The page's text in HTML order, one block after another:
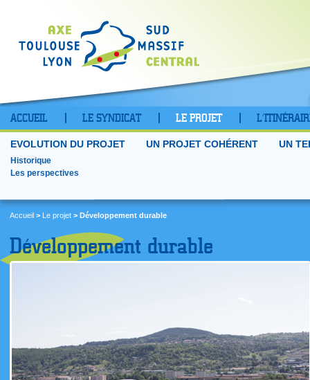
ACCUEIL LE SYNDICAT LE PROJET
EVOLUTION DU PROJET
Historique
Les perspectives
UN PROJET COHÉRENT UN
Accueil > Le projet > Développement durable
Développement durable